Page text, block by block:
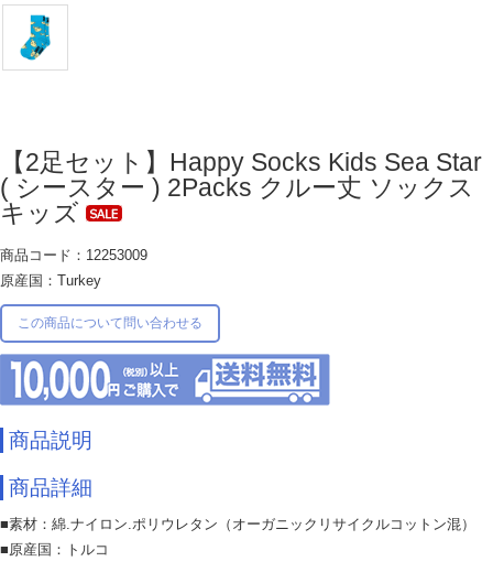
【2足セット】Happy Socks Kids Sea Star
( シースター ) 2Packs クルー丈 ソックス
キッズ
商品コード：12253009
原産国：Turkey
この商品について問い合わせる
商品説明
商品詳細
■素材：綿.ナイロン.ポリウレタン（オーガニックリサイクルコットン混）
■原産国：トルコ